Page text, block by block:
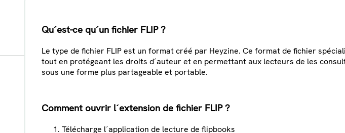
Qu´est-ce qu´un fichier FLIP ?
Le type de fichier FLIP est un format créé par Heyzine. Ce format de fichier
tout en protégeant les droits d´auteur et en permettant aux lecteurs de les
sous une forme plus partageable et portable.
Comment ouvrir l´extension de fichier FLIP ?
Télécharge l´application de lecture de flipbooks